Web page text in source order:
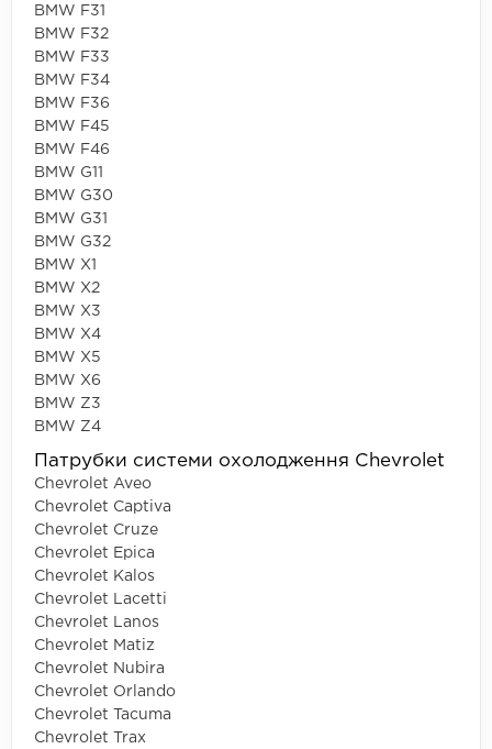
BMW F31
BMW F32
BMW F33
BMW F34
BMW F36
BMW F45
BMW F46
BMW G11
BMW G30
BMW G31
BMW G32
BMW X1
BMW X2
BMW X3
BMW X4
BMW X5
BMW X6
BMW Z3
BMW Z4
Патрубки системи охолодження Chevrolet
Chevrolet Aveo
Chevrolet Captiva
Chevrolet Cruze
Chevrolet Epica
Chevrolet Kalos
Chevrolet Lacetti
Chevrolet Lanos
Chevrolet Matiz
Chevrolet Nubira
Chevrolet Orlando
Chevrolet Tacuma
Chevrolet Trax